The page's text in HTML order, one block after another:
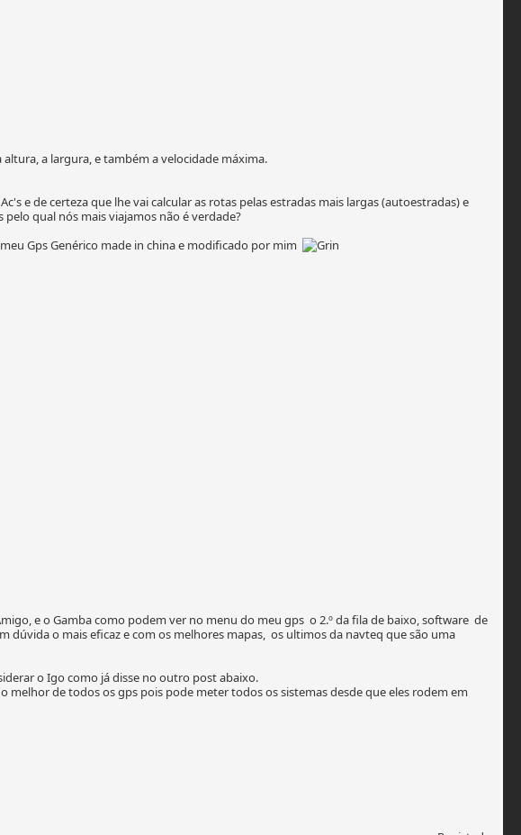
a largura, e também a velocidade máxima.
e de certeza que lhe vai calcular as rotas pelas estradas mais largas (autoestradas) e
qual nós mais viajamos não é verdade?
Gps Genérico made in china e modificado por mim
e o Gamba como podem ver no menu do meu gps o 2.º da fila de baixo, software de
dúvida o mais eficaz e com os melhores mapas, os ultimos da navteq que são uma
o Igo como já disse no outro post abaixo.
de todos os gps pois pode meter todos os sistemas desde que eles rodem em